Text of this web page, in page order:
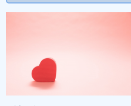
お問い合わせ・資料請求
ＷＥＢ入会申込み
プライバシーポリシー